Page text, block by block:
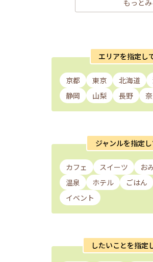
もっとみ
エリアを指定し
京都 東京 北海道
静岡
山梨 長野
ジャンルを指定
カフェ スイーツ お
温泉
ホテル ごはん
イベント
したいことを指定